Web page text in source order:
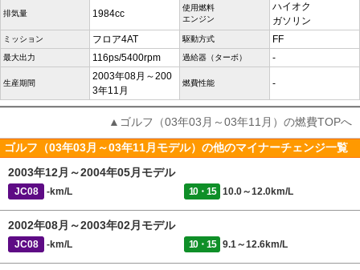
排気量 1984cc
使用燃料
エンジン
ハイオク
ガソリン
ミッション フロア4AT 駆動方式 FF
最大出力 116ps/5400rpm 過給器（ターボ） -
生産期間
2003年08月～200
3年11月
燃費性能 -
▲ゴルフ（03年03月～03年11月）の燃費TOPへ
ゴルフ（03年03月～03年11月モデル）の他のマイナーチェンジ一覧
2003年12月～2004年05月モデル
JC08 -km/L 10・15 10.0～12.0km/L
2002年08月～2003年02月モデル
JC08 -km/L 10・15 9.1～12.6km/L